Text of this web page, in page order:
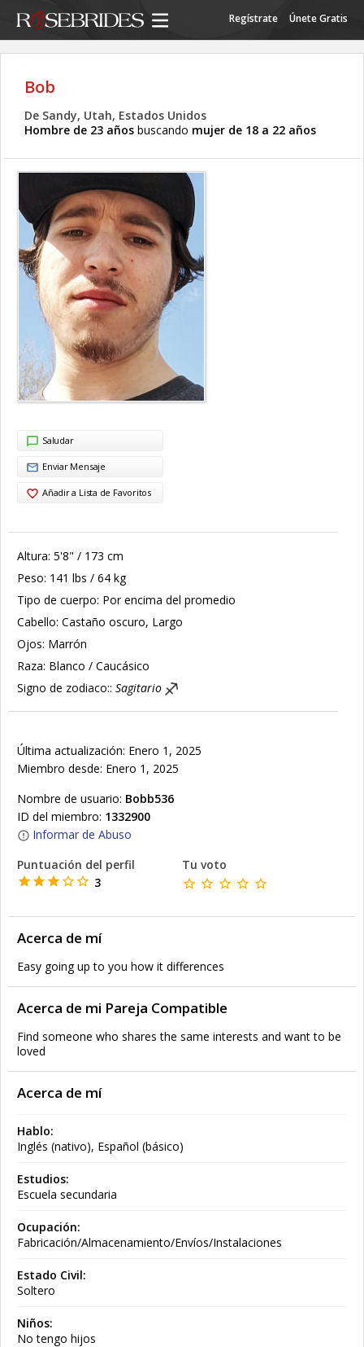
Regístrate Únete Gratis
Bob
De Sandy, Utah, Estados Unidos
Hombre de 23 años buscando mujer de 18 a 22 años
Saludar
Enviar Mensaje
Añadir a Lista de Favoritos
Altura: 5'8" / 173 cm
Peso: 141 lbs / 64 kg
Tipo de cuerpo: Por encima del promedio
Cabello: Castaño oscuro, Largo
Ojos: Marrón
Raza: Blanco / Caucásico
Signo de zodiaco:: Sagitario
Última actualización: Enero 1, 2025
Miembro desde: Enero 1, 2025
Nombre de usuario: Bobb536
ID del miembro: 1332900
Informar de Abuso
Puntuación del perfil
3
Tu voto
Acerca de mí
Easy going up to you how it differences
Acerca de mi Pareja Compatible
Find someone who shares the same interests and want to be
loved
Acerca de mí
Hablo:
Inglés (nativo), Español (básico)
Estudios:
Escuela secundaria
Ocupación:
Fabricación/Almacenamiento/Envíos/Instalaciones
Estado Civil:
Soltero
Niños:
No tengo hijos